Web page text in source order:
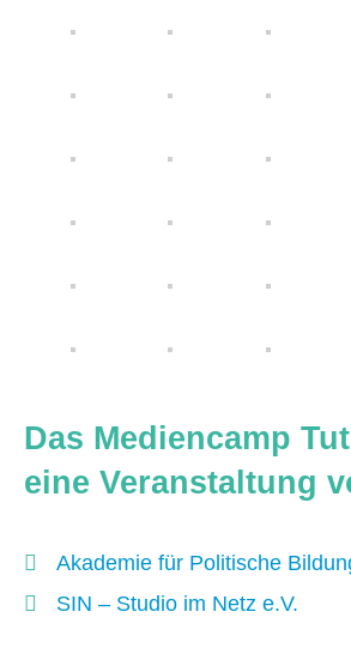
Das Mediencamp
eine Veranstaltung
Akademie für Politische
SIN – Studio im Netz e.V.